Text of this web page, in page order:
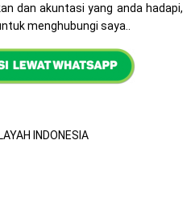
dan akuntasi yang anda hadapi,
menghubungi saya..
INDONESIA